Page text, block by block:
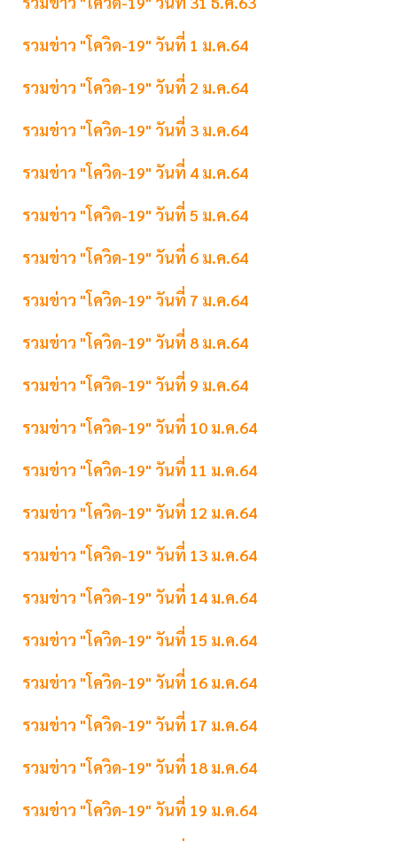
รวมข่าว "โควิด-19" วันที่ 1 ม.ค.64
รวมข่าว "โควิด-19" วันที่ 2 ม.ค.64
รวมข่าว "โควิด-19" วันที่ 3 ม.ค.64
รวมข่าว "โควิด-19" วันที่ 4 ม.ค.64
รวมข่าว "โควิด-19" วันที่ 5 ม.ค.64
รวมข่าว "โควิด-19" วันที่ 6 ม.ค.64
รวมข่าว "โควิด-19" วันที่ 7 ม.ค.64
รวมข่าว "โควิด-19" วันที่ 8 ม.ค.64
รวมข่าว "โควิด-19" วันที่ 9 ม.ค.64
รวมข่าว "โควิด-19" วันที่ 10 ม.ค.64
รวมข่าว "โควิด-19" วันที่ 11 ม.ค.64
รวมข่าว "โควิด-19" วันที่ 12 ม.ค.64
รวมข่าว "โควิด-19" วันที่ 13 ม.ค.64
รวมข่าว "โควิด-19" วันที่ 14 ม.ค.64
รวมข่าว "โควิด-19" วันที่ 15 ม.ค.64
รวมข่าว "โควิด-19" วันที่ 16 ม.ค.64
รวมข่าว "โควิด-19" วันที่ 17 ม.ค.64
รวมข่าว "โควิด-19" วันที่ 18 ม.ค.64
รวมข่าว "โควิด-19" วันที่ 19 ม.ค.64